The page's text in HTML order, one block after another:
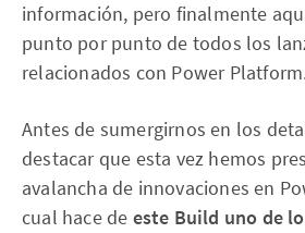
información, pero finalmente
punto por punto de todos los
relacionados con Power
Antes de sumergirnos en los
destacar que esta vez hemos
avalancha de innovaciones en
cual hace de este Build uno de